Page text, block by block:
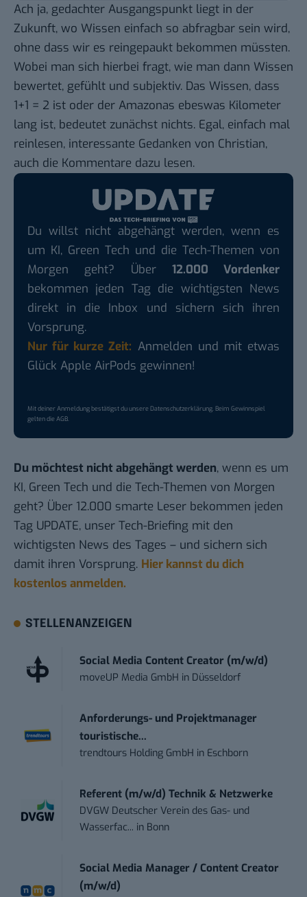
Ach ja, gedachter Ausgangspunkt liegt in der
Zukunft, wo Wissen einfach so abfragbar sein wird,
ohne dass wir es reingepaukt bekommen müssten.
Wobei man sich hierbei fragt, wie man dann Wissen
bewertet, gefühlt und subjektiv. Das Wissen, dass
1+1 = 2 ist oder der Amazonas ebeswas Kilometer
lang ist, bedeutet zunächst nichts. Egal, einfach mal
reinlesen, interessante Gedanken von Christian,
auch die Kommentare dazu lesen.
Du willst nicht abgehängt werden, wenn es
um KI, Green Tech und die Tech-Themen von
Morgen geht? Über 12.000 Vordenker
bekommen jeden Tag die wichtigsten News
direkt in die Inbox und sichern sich ihren
Vorsprung.
Nur für kurze Zeit: Anmelden und mit etwas
Glück Apple AirPods gewinnen!
Mit deiner Anmeldung bestätigst du unsereDatenschutzerklärung. Beim Gewinnspiel
gelten dieAGB.
Du möchtest nicht abgehängt werden, wenn es um
KI, Green Tech und die Tech-Themen von Morgen
geht? Über 12.000 smarte Leser bekommen jeden
Tag UPDATE, unser Tech-Briefing mit den
wichtigsten News des Tages – und sichern sich
damit ihren Vorsprung. Hier kannst du dich
kostenlos anmelden.
STELLENANZEIGEN
Social Media Content Creator (m/w/d)
moveUP Media GmbH in Düsseldorf
Anforderungs- und Projektmanager
touristische...
trendtours Holding GmbH in Eschborn
Referent (m/w/d) Technik & Netzwerke
DVGW Deutscher Verein des Gas- und
Wasserfac... in Bonn
Social Media Manager / Content Creator
(m/w/d)